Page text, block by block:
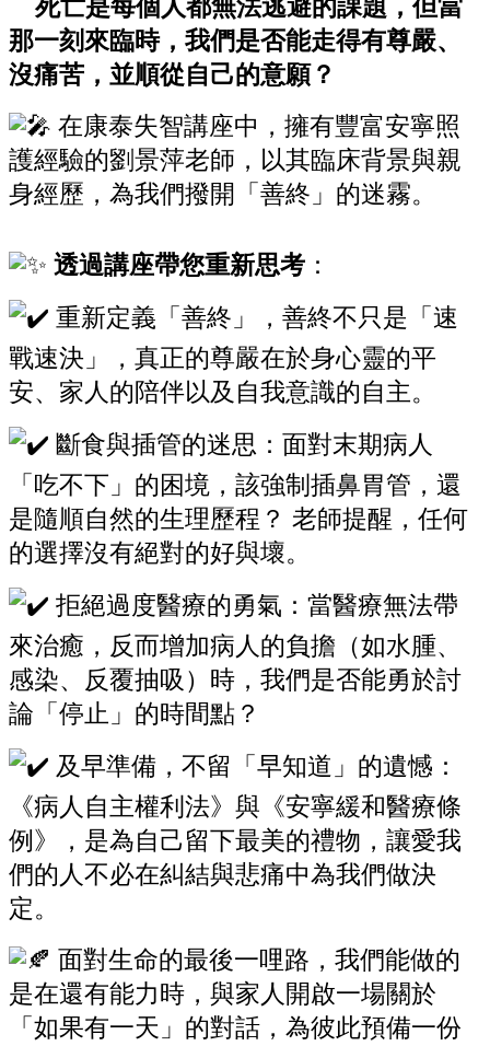
死亡是每個人都無法逃避的課題，但當
那一刻來臨時，我們是否能走得有尊嚴、
沒痛苦，並順從自己的意願？
在康泰失智講座中，擁有豐富安寧照
護經驗的劉景萍老師，以其臨床背景與親
身經歷，為我們撥開「善終」的迷霧。
透過講座帶您重新思考 ：
重新定義「善終」，善終不只是「速
戰速決」，真正的尊嚴在於身心靈的平
安、家人的陪伴以及自我意識的自主。
斷食與插管的迷思：面對末期病人
「吃不下」的困境，該強制插鼻胃管，還
是隨順自然的生理歷程？ 老師提醒，任何
的選擇沒有絕對的好與壞。
拒絕過度醫療的勇氣：當醫療無法帶
來治癒，反而增加病人的負擔（如水腫、
感染、反覆抽吸）時，我們是否能勇於討
論「停止」的時間點？
及早準備，不留「早知道」的遺憾：
《病人自主權利法》與《安寧緩和醫療條
例》，是為自己留下最美的禮物，讓愛我
們的人不必在糾結與悲痛中為我們做決
定。
面對生命的最後一哩路，我們能做的
是在還有能力時，與家人開啟一場關於
「如果有一天」的對話，為彼此預備一份